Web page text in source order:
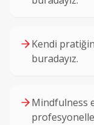
Kendi
buradayız.
Mindfulness